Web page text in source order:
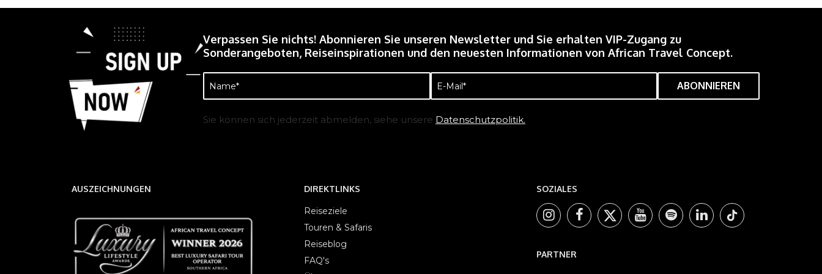
Verpassen Sie nichts! Abonnieren Sie unseren Newsletter und Sie erhalten VIP-Zugang zu
Sonderangeboten, Reiseinspirationen und den neuesten Informationen von African Travel Concept.
Name
(erforderlich)
E-
Mail
Sie können sich jederzeit abmelden, siehe unsere Datenschutzpolitik.
AUSZEICHNUNGEN DIREKTLINKS
Reiseziele
Touren & Safaris
Reiseblog
FAQ's
SOZIALES
PARTNER